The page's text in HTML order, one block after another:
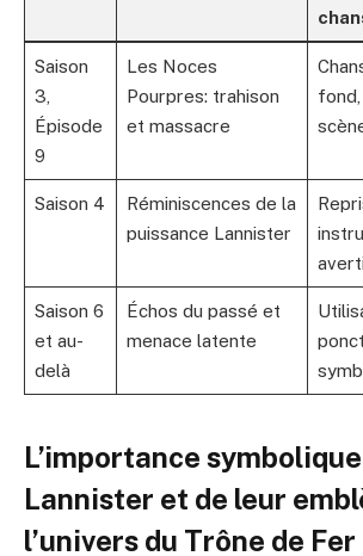
Saison
3,
Épisode
9
Les Noces
Pourpres: trahison
et massacre
Saison 4
Réminiscences de la
puissance Lannister
Saison 6
et au-
delà
Échos du passé et
menace latente
L’importance
Lannister et de leur
l’univers du Trône de Fer